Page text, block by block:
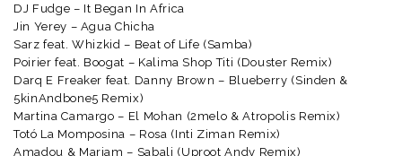
DJ Fudge – It Began In Africa
Jin Yerey – Agua Chicha
Sarz feat. Whizkid – Beat of Life (Samba)
Poirier feat. Boogat – Kalima Shop Titi (Douster Remix)
Darq E Freaker feat. Danny Brown – Blueberry (Sinden &
5kinAndbone5 Remix)
Martina Camargo – El Mohan (2melo & Atropolis Remix)
Totó La Momposina – Rosa (Inti Ziman Remix)
Amadou & Mariam – Sabali (Uproot Andy Remix)